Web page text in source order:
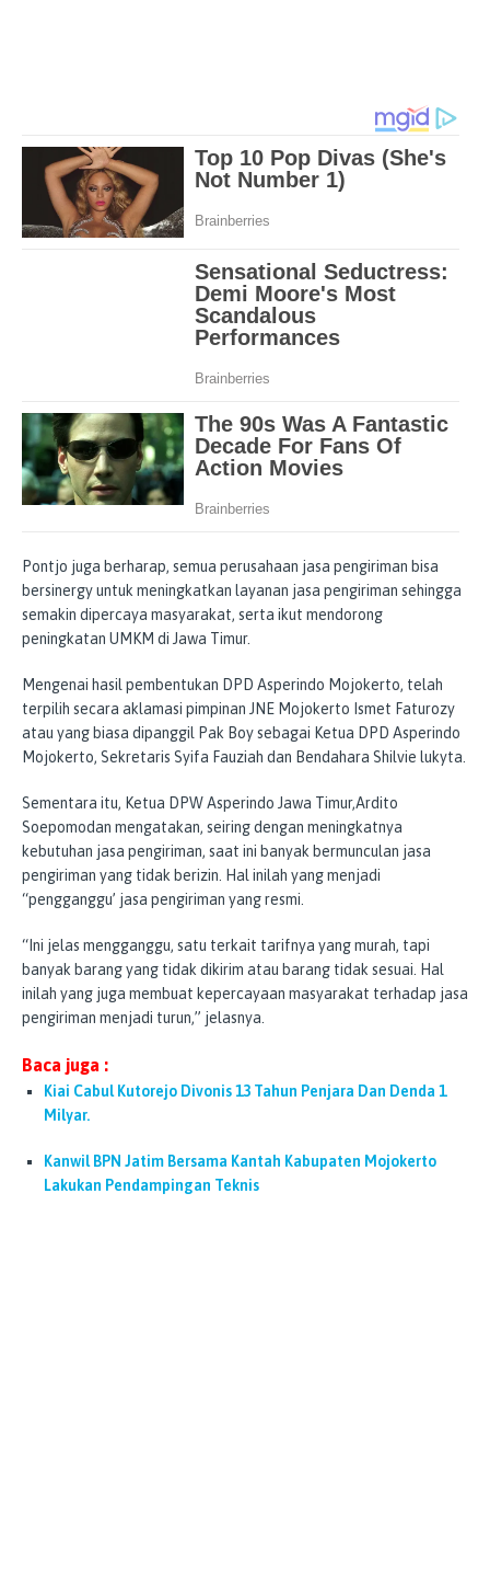
Pontjo juga berharap, semua perusahaan jasa pengiriman bisa
bersinergy untuk meningkatkan layanan jasa pengiriman sehingga
semakin dipercaya masyarakat, serta ikut mendorong
peningkatan UMKM di Jawa Timur.
Mengenai hasil pembentukan DPD Asperindo Mojokerto, telah
terpilih secara aklamasi pimpinan JNE Mojokerto Ismet Faturozy
atau yang biasa dipanggil Pak Boy sebagai Ketua DPD Asperindo
Mojokerto, Sekretaris Syifa Fauziah dan Bendahara Shilvie lukyta.
Sementara itu, Ketua DPW Asperindo Jawa Timur,Ardito
Soepomodan mengatakan, seiring dengan meningkatnya
kebutuhan jasa pengiriman, saat ini banyak bermunculan jasa
pengiriman yang tidak berizin. Hal inilah yang menjadi
“pengganggu’ jasa pengiriman yang resmi.
“Ini jelas mengganggu, satu terkait tarifnya yang murah, tapi
banyak barang yang tidak dikirim atau barang tidak sesuai. Hal
inilah yang juga membuat kepercayaan masyarakat terhadap jasa
pengiriman menjadi turun,” jelasnya.
Baca juga :
Kiai Cabul Kutorejo Divonis 13 Tahun Penjara Dan Denda 1
Milyar.
Kanwil BPN Jatim Bersama Kantah Kabupaten Mojokerto
Lakukan Pendampingan Teknis